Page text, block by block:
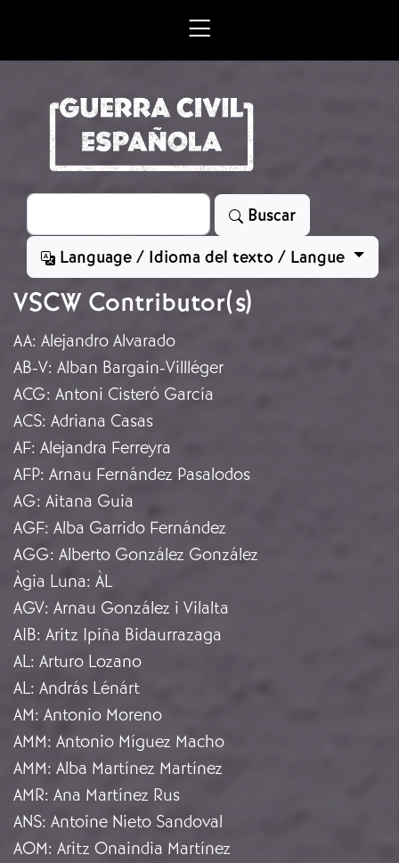
Search
Buscar
Language / Idioma del texto / Langue
VSCW Contributor(s)
AA: Alejandro Alvarado
AB-V: Alban Bargain-Villléger
ACG: Antoni Cisteró García
ACS: Adriana Casas
AF: Alejandra Ferreyra
AFP: Arnau Fernández Pasalodos
AG: Aitana Guia
AGF: Alba Garrido Fernández
AGG: Alberto González González
Àgia Luna: ÀL
AGV: Arnau González i Vilalta
AIB: Aritz Ipiña Bidaurrazaga
AL: Arturo Lozano
AL: András Lénárt
AM: Antonio Moreno
AMM: Antonio Míguez Macho
AMM: Alba Martínez Martínez
AMR: Ana Martínez Rus
ANS: Antoine Nieto Sandoval
AOM: Aritz Onaindia Martínez